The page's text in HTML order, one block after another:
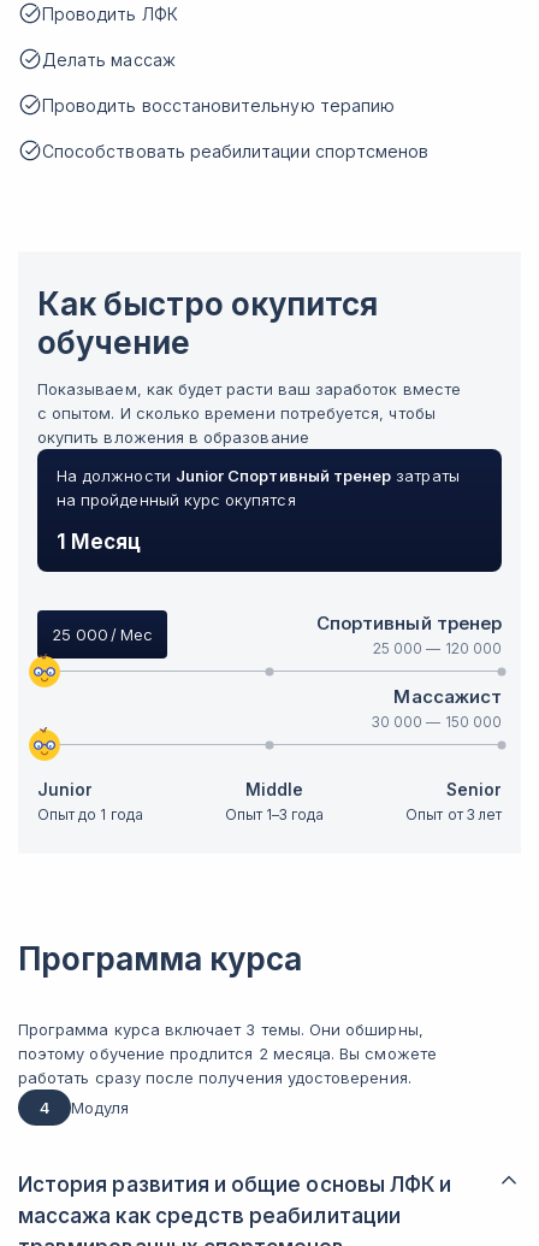
Проводить ЛФК
Делать массаж
Проводить восстановительную терапию
Способствовать реабилитации спортсменов
Как быстро окупится
обучение
Показываем, как будет расти ваш заработок вместе
с опытом. И сколько времени потребуется, чтобы
окупить вложения в образование
На должности Junior Спортивный тренер затраты
на пройденный курс окупятся
1 Месяц
25 000 / Мес Спортивный тренер
25 000 — 120 000
Массажист
30 000 — 150 000
Junior
Опыт до 1 года
Middle
Опыт 1–3 года
Senior
Опыт от 3 лет
Программа курса
Программа курса включает 3 темы. Они обширны,
поэтому обучение продлится 2 месяца. Вы сможете
работать сразу после получения удостоверения.
4
Модуля
История развития и общие основы ЛФК и
массажа как средств реабилитации